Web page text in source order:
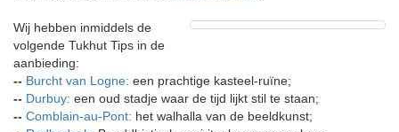
Wij hebben inmiddels de
volgende Tukhut Tips in de
aanbieding:
-- Burcht van Logne: een prachtige kasteel-ruïne;
-- Durbuy: een oud stadje waar de tijd lijkt stil te staan;
-- Comblain-au-Pont: het walhalla van de beeldkunst;